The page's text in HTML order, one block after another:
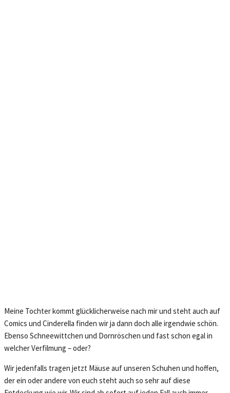
Meine Tochter kommt glücklicherweise nach mir und steht auch auf
Comics und Cinderella finden wir ja dann doch alle irgendwie schön.
Ebenso Schneewittchen und Dornröschen und fast schon egal in
welcher Verfilmung – oder?
Wir jedenfalls tragen jetzt Mäuse auf unseren Schuhen und hoffen,
der ein oder andere von euch steht auch so sehr auf diese